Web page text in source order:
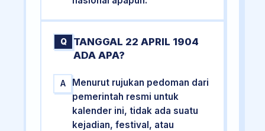
Q
TANGGAL 22 APRIL 1904
ADA APA?
A
Menurut rujukan pedoman dari
pemerintah resmi untuk
kalender ini, tidak ada suatu
kejadian, festival, atau